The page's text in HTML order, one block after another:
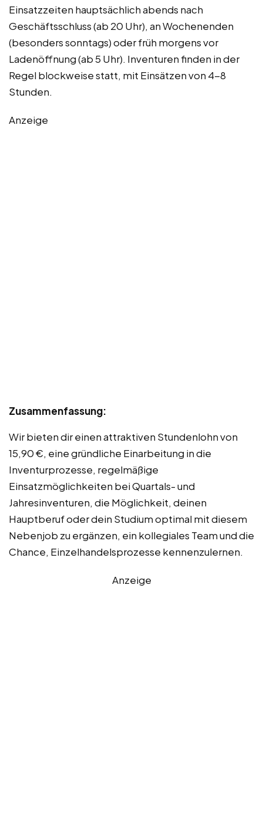
Einsatzzeiten hauptsächlich abends nach
Geschäftsschluss (ab 20 Uhr), an Wochenenden
(besonders sonntags) oder früh morgens vor
Ladenöffnung (ab 5 Uhr). Inventuren finden in der
Regel blockweise statt, mit Einsätzen von 4-8
Stunden.
Anzeige
Zusammenfassung:
Wir bieten dir einen attraktiven Stundenlohn von
15,90 €, eine gründliche Einarbeitung in die
Inventurprozesse, regelmäßige
Einsatzmöglichkeiten bei Quartals- und
Jahresinventuren, die Möglichkeit, deinen
Hauptberuf oder dein Studium optimal mit diesem
Nebenjob zu ergänzen, ein kollegiales Team und die
Chance, Einzelhandelsprozesse kennenzulernen.
Anzeige